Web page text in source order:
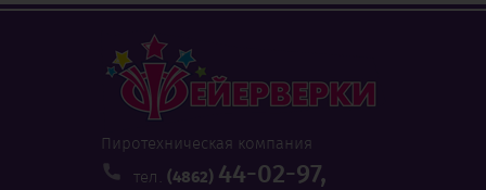
Пиротехническая компания
тел. (4862) 44-02-97,